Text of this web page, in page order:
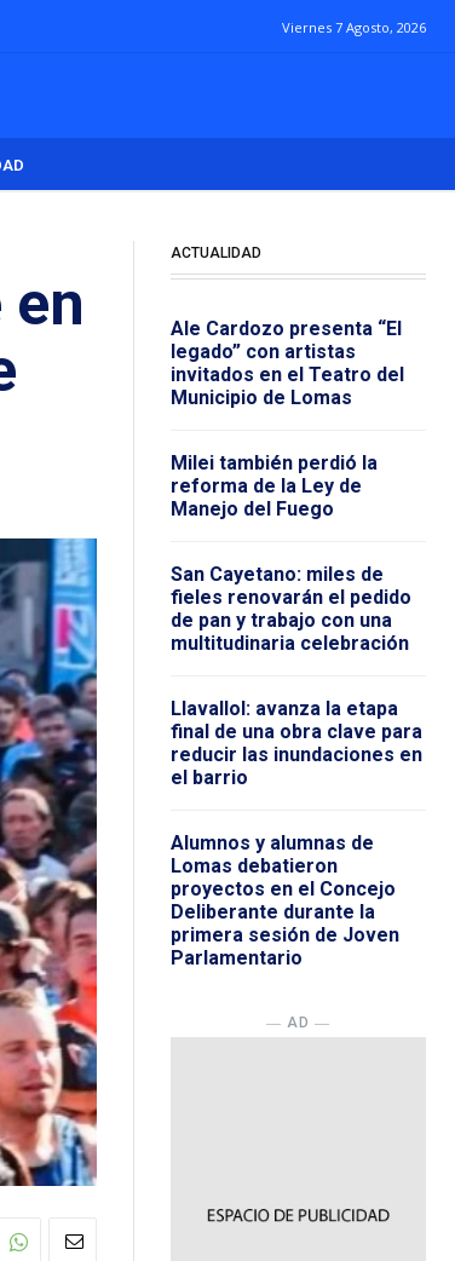
Viernes 7 Agosto, 2026
ACTUALIDAD
Ale Cardozo presenta “El
legado” con artistas
invitados en el Teatro del
Municipio de Lomas
Milei también perdió la
reforma de la Ley de
Manejo del Fuego
San Cayetano: miles de
fieles renovarán el pedido
de pan y trabajo con una
multitudinaria celebración
Llavallol: avanza la etapa
final de una obra clave para
reducir las inundaciones en
el barrio
Alumnos y alumnas de
Lomas debatieron
proyectos en el Concejo
Deliberante durante la
primera sesión de Joven
Parlamentario
― AD ―